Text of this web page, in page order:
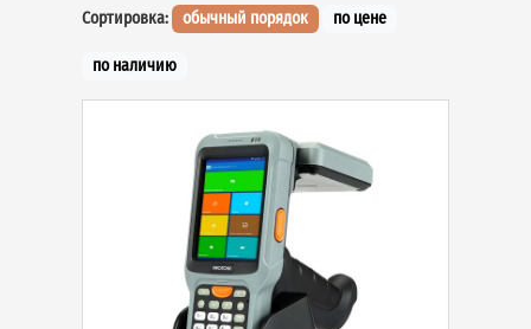
Сортировка: обычный порядок по цене
по наличию